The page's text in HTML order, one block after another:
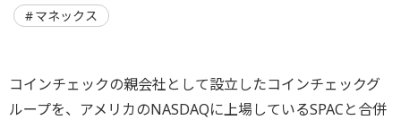
マネックス
コインチェックの親会社として設立したコインチェックグ
ループを、アメリカのNASDAQに上場しているSPACと合併